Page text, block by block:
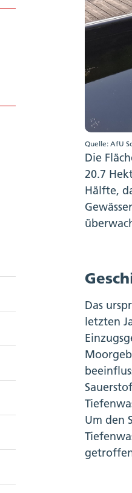
Quelle: AfU
Die
20.7
Hälfte,
Das
letzten
Um den